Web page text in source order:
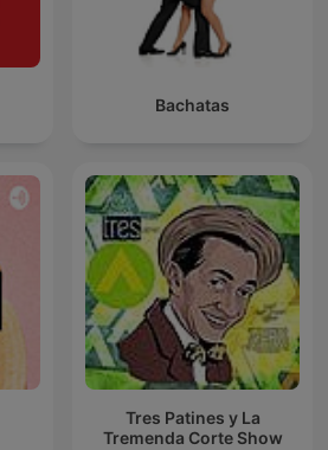
Bachatas
Tres Patines y La
Tremenda Corte Show